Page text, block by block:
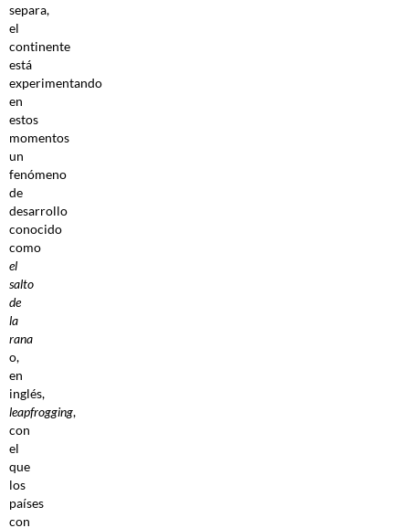
separa,
el
continente
está
experimentando
en
estos
momentos
un
fenómeno
de
desarrollo
conocido
como
el
salto
de
la
rana
o,
en
inglés,
leapfrogging,
con
el
que
los
países
con